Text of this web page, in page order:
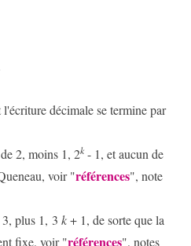
décimale se termine par
2, moins 1, 2k - 1, et aucun de
voir "références", note
plus 1, 3 k+ 1, de sorte que la
fixe, voir "références", notes